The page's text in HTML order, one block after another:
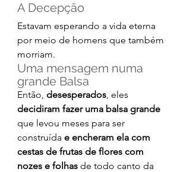
A Decepção
Estavam esperando a vida eterna
por meio de homens que também
morriam.
Uma mensagem numa
grande Balsa
Então, desesperados, eles
decidiram fazer uma balsa grande
que levou meses para ser
construída e encheram ela com
cestas de frutas de flores com
nozes e folhas de todo canto da